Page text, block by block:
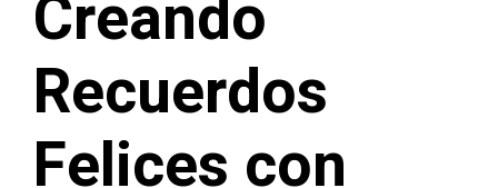
Creando
Recuerdos
Felices con